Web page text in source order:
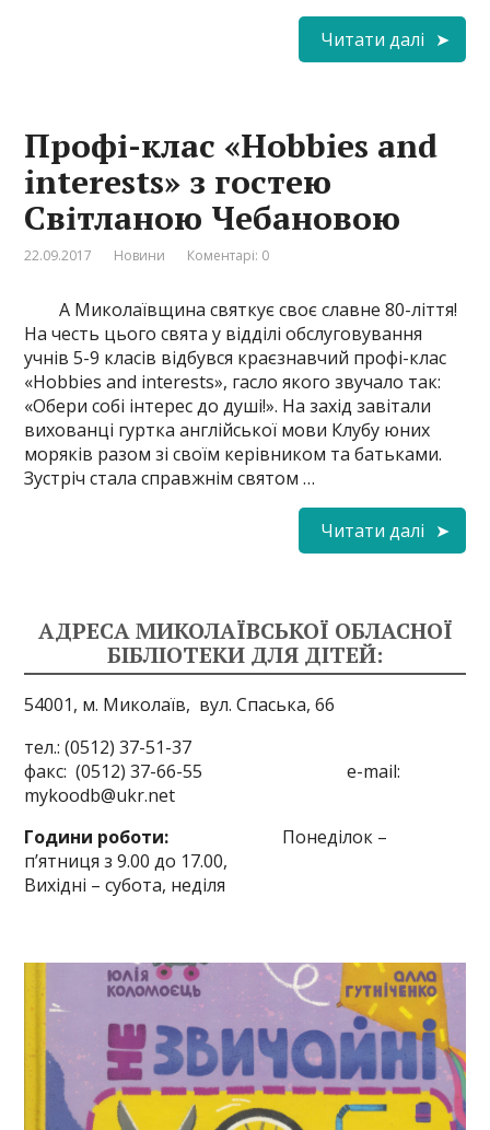
Читати далі
Профі-клас «Hobbies and
interests» з гостею
Світланою Чебановою
22.09.2017 Новини Коментарі: 0
А Миколаївщина святкує своє славне 80-ліття!
На честь цього свята у відділі обслуговування
учнів 5-9 класів відбувся краєзнавчий профі-клас
«Hobbies and interests», гасло якого звучало так:
«Обери собі інтерес до душі!». На захід завітали
вихованці гуртка англійської мови Клубу юних
моряків разом зі своїм керівником та батьками.
Зустріч стала справжнім святом …
Читати далі
АДРЕСА МИКОЛАЇВСЬКОЇ ОБЛАСНОЇ
БІБЛІОТЕКИ ДЛЯ ДІТЕЙ:
54001, м. Миколаїв, вул. Спаська, 66
тел.: (0512) 37-51-37
факс: (0512) 37-66-55 e-mail:
mykoodb@ukr.net
Години роботи: Понеділок –
п’ятниця з 9.00 до 17.00,
Вихідні – субота, неділя